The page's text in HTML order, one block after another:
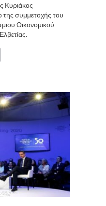
Κυριάκος
της συμμετοχής του
Οικονομικού